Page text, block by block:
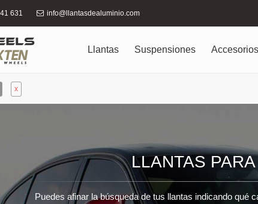
631 info@llantasdealuminio.com
Llantas Suspensiones Accesorios
x
LLANTAS PARA
Puedes afinar la búsqueda de tus llantas indicando qué